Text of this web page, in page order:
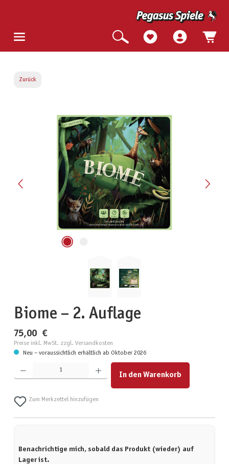
Zurück
Bildergalerie überspringen
Biome – 2. Auflage
75,00 €
Preise inkl. MwSt. zzgl. Versandkosten
Neu – voraussichtlich erhältlich ab Oktober 2026
Produkt Anzahl: Gib den gewünschten Wert ein oder benutze die Schaltflächen um die Anzahl zu
In den Warenkorb
Zum Merkzettel hinzufügen
Benachrichtige mich, sobald das Produkt (wieder) auf
Lager ist.